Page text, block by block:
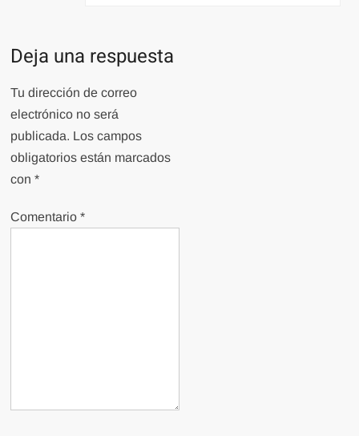
Deja una respuesta
Tu dirección de correo
electrónico no será
publicada. Los campos
obligatorios están marcados
con*
Comentario*